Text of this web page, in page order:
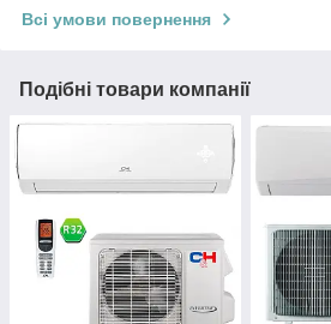
Всі умови повернення
Подібні товари компанії